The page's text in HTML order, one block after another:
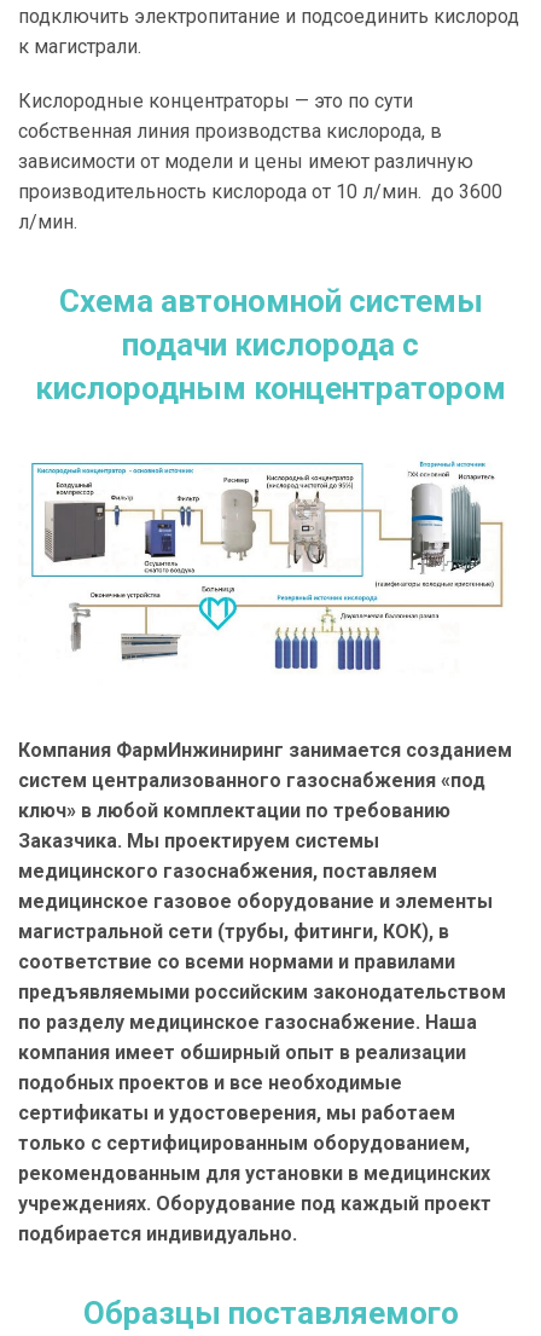
подключить электропитание и подсоединить кислород
к магистрали.
Кислородные концентраторы — это по сути
собственная линия производства кислорода, в
зависимости от модели и цены имеют различную
производительность кислорода от 10 л/мин. до 3600
л/мин.
Схема автономной системы
подачи кислорода с
кислородным концентратором
Компания ФармИнжиниринг занимается созданием
систем централизованного газоснабжения «под
ключ» в любой комплектации по требованию
Заказчика. Мы проектируем системы
медицинского газоснабжения, поставляем
медицинское газовое оборудование и элементы
магистральной сети (трубы, фитинги, КОК), в
соответствие со всеми нормами и правилами
предъявляемыми российским законодательством
по разделу медицинское газоснабжение. Наша
компания имеет обширный опыт в реализации
подобных проектов и все необходимые
сертификаты и удостоверения, мы работаем
только с сертифицированным оборудованием,
рекомендованным для установки в медицинских
учреждениях. Оборудование под каждый проект
подбирается индивидуально.
Образцы поставляемого